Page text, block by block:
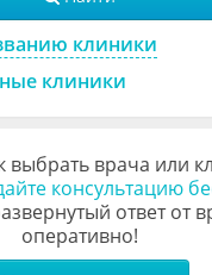
клиники
клиники
выбрать врача или
консультацию
ответ от
оперативно!